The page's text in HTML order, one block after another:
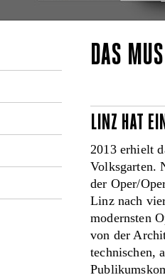
DAS
LINZ HAT
2013 erhielt
Volksgarten.
der Oper/
Linz nach
modernsten
von der
technischen,